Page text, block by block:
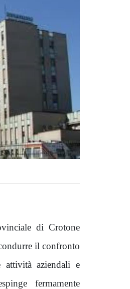
di Crotone
il confronto
attività aziendali e
fermamente